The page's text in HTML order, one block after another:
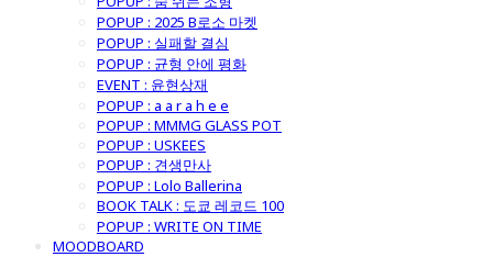
POPUP : 2025 B로소 마켓
POPUP : 실패할 결심
POPUP : 균형 안에 평화
EVENT : 윤현상재
POPUP : a a r a h e e
POPUP : MMMG GLASS POT
POPUP : USKEES
POPUP : 견생만사
POPUP : Lolo Ballerina
BOOK TALK : 도쿄 레코드 100
POPUP : WRITE ON TIME
MOODBOARD